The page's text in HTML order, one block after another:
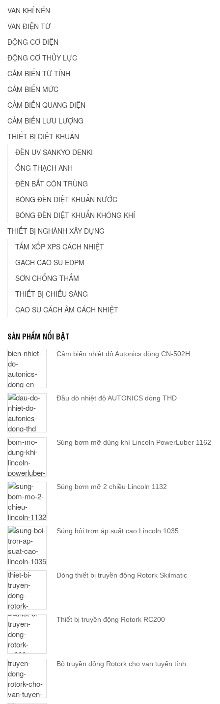
VAN KHÍ NÉN
VAN ĐIỆN TỪ
ĐỘNG CƠ ĐIỆN
ĐỘNG CƠ THỦY LỰC
CẢM BIẾN TỪ TÍNH
CẢM BIẾN MỨC
CẢM BIẾN QUANG ĐIỆN
CẢM BIẾN LƯU LƯỢNG
THIẾT BỊ DIỆT KHUẨN
ĐÈN UV SANKYO DENKI
ỐNG THẠCH ANH
ĐÈN BẮT CÔN TRÙNG
BÓNG ĐÈN DIỆT KHUẨN NƯỚC
BÓNG ĐÈN DIỆT KHUẨN KHÔNG KHÍ
THIẾT BỊ NGHÀNH XÂY DỰNG
TẤM XỐP XPS CÁCH NHIỆT
GẠCH CAO SU EDPM
SƠN CHỐNG THẤM
THIẾT BỊ CHIẾU SÁNG
CAO SU CÁCH ÂM CÁCH NHIỆT
SẢN PHẨM NỔI BẬT
Cảm biến nhiệt độ Autonics dòng CN-502H
Đầu dò nhiệt độ AUTONICS dòng THD
Súng bơm mỡ dùng khí Lincoln PowerLuber 1162
Súng bơm mỡ 2 chiều Lincoln 1132
Súng bôi trơn áp suất cao Lincoln 1035
Dòng thiết bị truyền động Rotork Skilmatic
Thiết bị truyền động Rotork RC200
Bộ truyền động Rotork cho van tuyến tính